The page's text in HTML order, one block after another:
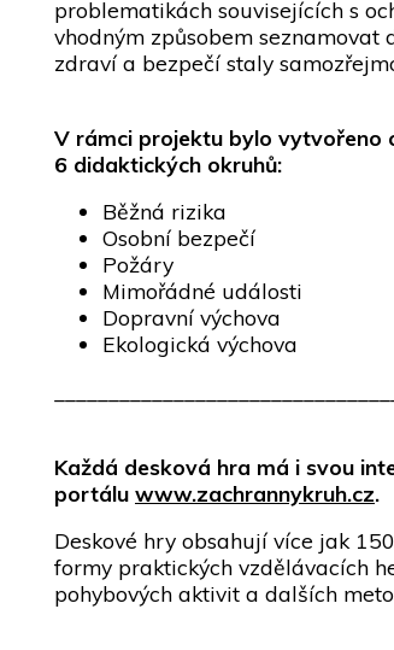
problematikách souvisejících s
vhodným způsobem seznamovat
zdraví a bezpečí staly
V rámci projektu bylo vytvořeno
6 didaktických okruhů:
Běžná rizika
Osobní bezpečí
Požáry
Mimořádné události
Dopravní výchova
Ekologická výchova
Každá desková hra má i svou
portálu www.zachrannykruh.cz.
Deskové hry obsahují více jak
formy praktických vzdělávacích
pohybových aktivit a dalších